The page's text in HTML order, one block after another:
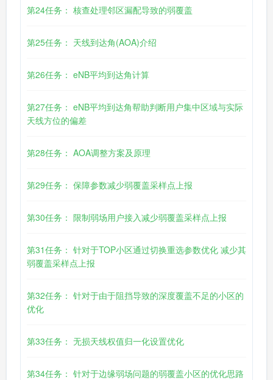
第24任务： 核查处理邻区漏配导致的弱覆盖
第25任务： 天线到达角(AOA)介绍
第26任务： eNB平均到达角计算
第27任务： eNB平均到达角帮助判断用户集中区域与实际
天线方位的偏差
第28任务： AOA调整方案及原理
第29任务： 保障参数减少弱覆盖采样点上报
第30任务： 限制弱场用户接入减少弱覆盖采样点上报
第31任务： 针对于TOP小区通过切换重选参数优化 减少其
弱覆盖采样点上报
第32任务： 针对于由于阻挡导致的深度覆盖不足的小区的
优化
第33任务： 无损天线权值归一化设置优化
第34任务： 针对于边缘弱场问题的弱覆盖小区的优化思路